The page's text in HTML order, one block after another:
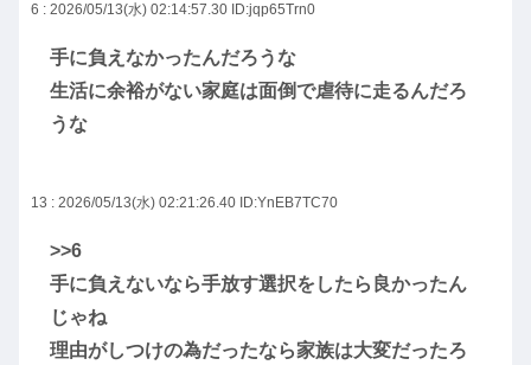
6 : 2026/05/13(水) 02:14:57.30 ID:jqp65Trn0
手に負えなかったんだろうな
生活に余裕がない家庭は面倒で虐待に走るんだろ
うな
13 : 2026/05/13(水) 02:21:26.40 ID:YnEB7TC70
>>6
手に負えないなら手放す選択をしたら良かったん
じゃね
理由がしつけの為だったなら家族は大変だったろ